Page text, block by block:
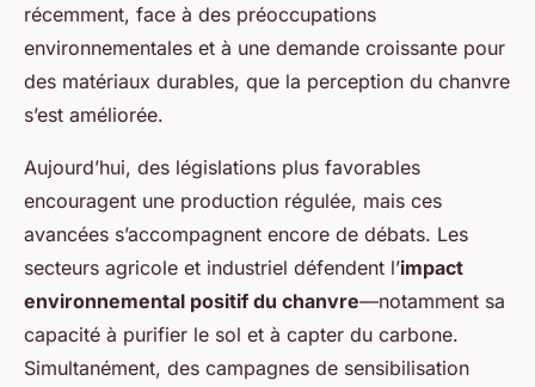
récemment, face à des préoccupations
environnementales et à une demande croissante pour
des matériaux durables, que la perception du chanvre
s’est améliorée.
Aujourd’hui, des législations plus favorables
encouragent une production régulée, mais ces
avancées s’accompagnent encore de débats. Les
secteurs agricole et industriel défendent l’impact
environnemental positif du chanvre—notamment sa
capacité à purifier le sol et à capter du carbone.
Simultanément, des campagnes de sensibilisation